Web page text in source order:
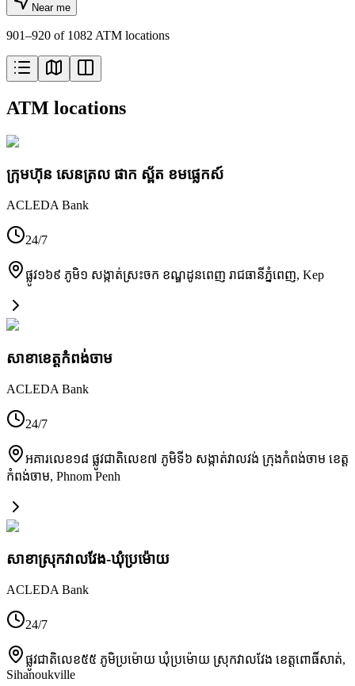
Near me
901–920 of 1082 ATM locations
ATM locations
ក្រុមហ៊ុន សេនត្រល ផាក ស្ព័ត ខមផ្លេកស៍
ACLEDA Bank
24/7
ផ្លូវ១៦៩ ភូមិ១ សង្កាត់ស្រះចក ខណ្ឌដូនពេញ រាជធានីភ្នំពេញ, Kep
សាខា​ខេត្តកំពង់ចាម
ACLEDA Bank
24/7
អគារលេខ១៨ ផ្លូវជាតិលេខ៧ ភូមិទី៦ សង្កាត់វាលវង់ ក្រុងកំពង់ចាម ខេត្ត
កំពង់ចាម, Phnom Penh
សាខាស្រុកវាលវែង-ឃុំប្រម៉ោយ
ACLEDA Bank
24/7
ផ្លូវជាតិលេខ៥៥ ភូមិប្រម៉ោយ ឃុំប្រម៉ោយ ស្រុកវាលវែង ខេត្តពោធិ៍សាត់,
Sihanoukville